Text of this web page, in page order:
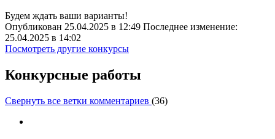
Будем ждать ваши варианты!
Опубликован 25.04.2025 в 12:49 Последнее изменение:
25.04.2025 в 14:02
Посмотреть другие конкурсы
Конкурсные работы
Свернуть все ветки комментариев (36)